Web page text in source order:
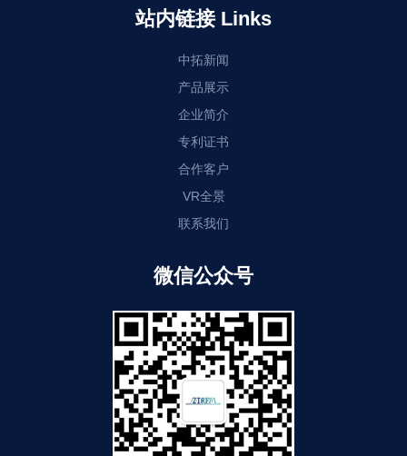
站内链接 Links
中拓新闻
产品展示
企业简介
专利证书
合作客户
VR全景
联系我们
微信公众号